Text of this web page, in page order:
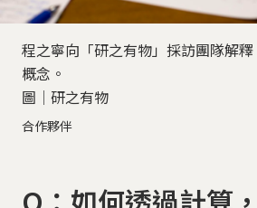
程之寧向「研之有物」採訪團隊解
概念。
圖│研之有物
合作夥伴